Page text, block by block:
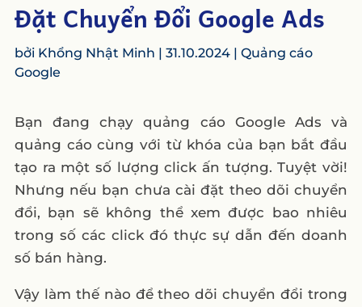
Đặt Chuyển Đổi Google Ads
bởi Khổng Nhật Minh | 31.10.2024| Quảng cáo
Google
Bạn đang chạy quảng cáo Google Ads và
quảng cáo cùng với từ khóa của bạn bắt đầu
tạo ra một số lượng click ấn tượng. Tuyệt vời!
Nhưng nếu bạn chưa cài đặt theo dõi chuyển
đổi, bạn sẽ không thể xem được bao nhiêu
trong số các click đó thực sự dẫn đến doanh
số bán hàng.
Vậy làm thế nào để theo dõi chuyển đổi trong